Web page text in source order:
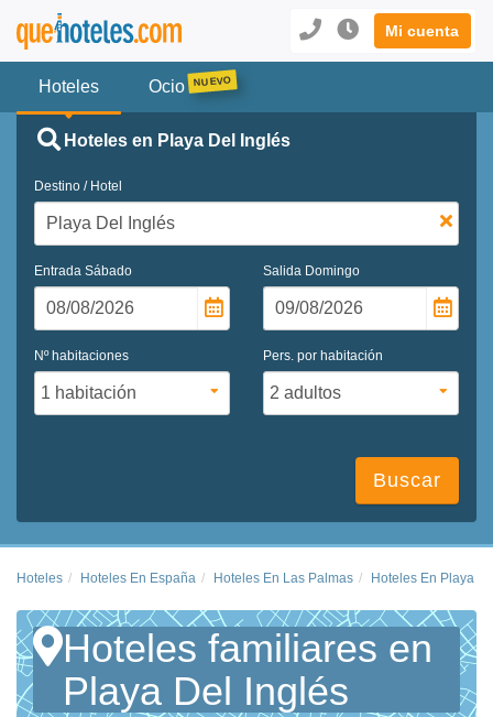
Mi cuenta
Hoteles Ocio
Hoteles en Playa Del Inglés
Destino / Hotel
Entrada Sábado Salida Domingo
Nº habitaciones Pers. por habitación
Buscar
Hoteles Hoteles En España Hoteles En Las Palmas Hoteles En Playa
Hoteles familiares en
Playa Del Inglés